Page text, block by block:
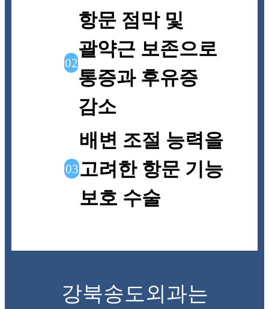
02
항문 점막 및
괄약근 보존으로
통증과 후유증
감소
03
배변 조절 능력을
고려한 항문 기능
보호 수술
강북송도외과는